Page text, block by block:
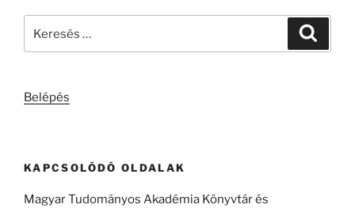
Belépés
KAPCSOLÓDÓ OLDALAK
Magyar Tudományos Akadémia Könyvtár és